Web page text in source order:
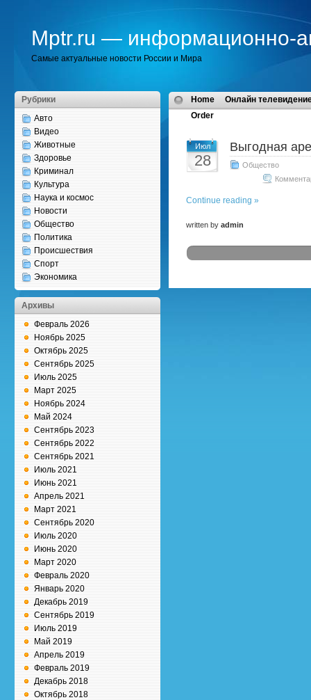
Mptr.ru — информационно-
Самые актуальные новости России и Мира
Рубрики
Авто
Видео
Животные
Здоровье
Криминал
Культура
Наука и космос
Новости
Общество
Политика
Происшествия
Спорт
Экономика
Архивы
Февраль 2026
Ноябрь 2025
Октябрь 2025
Сентябрь 2025
Июль 2025
Март 2025
Ноябрь 2024
Май 2024
Сентябрь 2023
Сентябрь 2022
Сентябрь 2021
Июль 2021
Июнь 2021
Апрель 2021
Март 2021
Сентябрь 2020
Июль 2020
Июнь 2020
Март 2020
Февраль 2020
Январь 2020
Декабрь 2019
Сентябрь 2019
Июль 2019
Май 2019
Апрель 2019
Февраль 2019
Декабрь 2018
Октябрь 2018
Home
Онлайн
Order
Июл
28
Выгодная
Общество
Continue reading »
written by admin